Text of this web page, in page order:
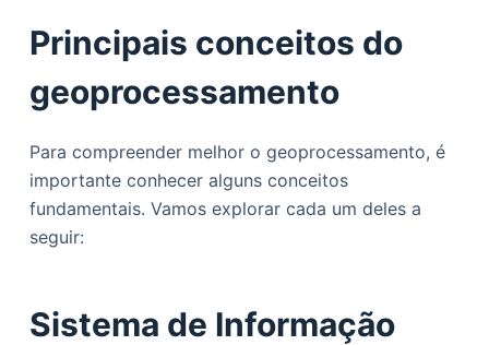
Principais conceitos do
geoprocessamento
Para compreender melhor o geoprocessamento, é
importante conhecer alguns conceitos
fundamentais. Vamos explorar cada um deles a
seguir:
Sistema de Informação